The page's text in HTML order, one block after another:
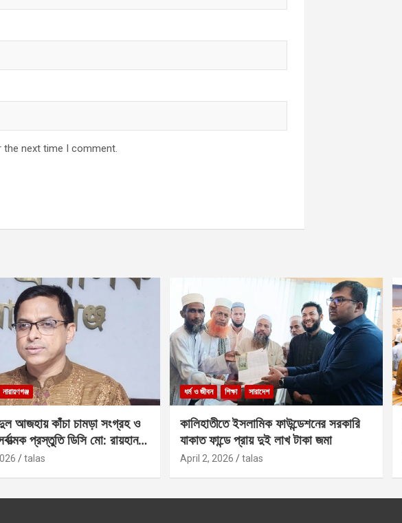
the next time I comment.
নারায়ণগঞ্জ
আজহায় কাঁচা চামড়া সংগ্রহ ও
প্রস্তুতি ডিসি মো: রায়হান
talas
ধর্ম ও জীবন শিক্ষা সারাদেশ
কালিহাতীতে ইসলামিক ফাউন্ডেশনের সরকারি
যাকাত ফান্ডে প্রায় দুই লাখ টাকা জমা
April 2, 2026 talas